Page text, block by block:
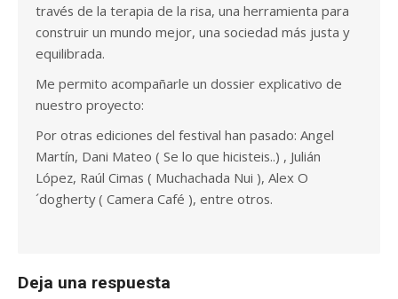
través de la terapia de la risa, una herramienta para
construir un mundo mejor, una sociedad más justa y
equilibrada.
Me permito acompañarle un dossier explicativo de
nuestro proyecto:
Por otras ediciones del festival han pasado: Angel
Martín, Dani Mateo ( Se lo que hicisteis..) , Julián
López, Raúl Cimas ( Muchachada Nui ), Alex O
´dogherty ( Camera Café ), entre otros.
Deja una respuesta